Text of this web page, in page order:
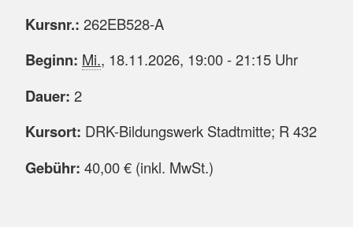
Kursnr.: 262EB528-A
Beginn: Mi., 18.11.2026, 19:00 - 21:15 Uhr
Dauer: 2
Kursort: DRK-Bildungswerk Stadtmitte; R 432
Gebühr: 40,00 € (inkl. MwSt.)